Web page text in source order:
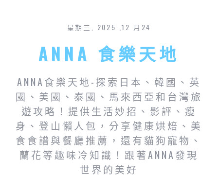
星期三, 2025 ,12 月24
ANNA 食樂天地
ANNA食樂天地-探索日本、韓國、英
國、美國、泰國、馬來西亞和台灣旅
遊攻略！提供生活妙招、影評、瘦
身、登山懶人包，分享健康烘焙、美
食食譜與餐廳推薦，還有貓狗寵物、
蘭花等趣味冷知識！跟著ANNA發現
世界的美好